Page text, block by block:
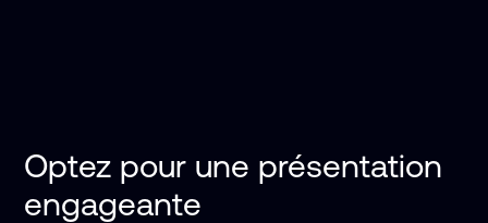
Optez pour une présentation
engageante